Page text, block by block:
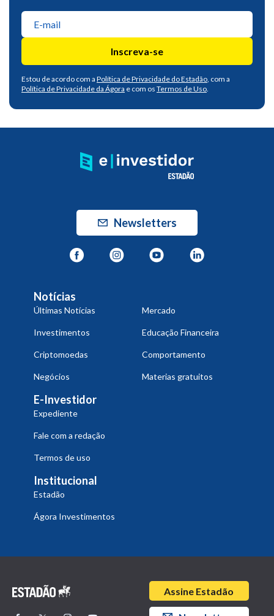
Inscreva-se
Estou de acordo com a Política de Privacidade do Estadão, com a
Política de Privacidade da Ágora e com os Termos de Uso.
Newsletters
Notícias
Últimas Notícias Mercado
Investimentos Educação Financeira
Criptomoedas Comportamento
Negócios Materias gratuitos
E-Investidor
Expediente
Fale com a redação
Termos de uso
Institucional
Estadão
Ágora Investimentos
Assine Estadão